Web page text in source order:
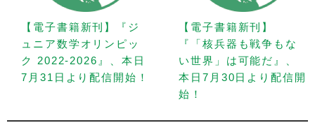
【電子書籍新刊】『ジ
ュニア数学オリンピッ
ク 2022-2026』、本日
7月31日より配信開始！
【電子書籍新刊】
『「核兵器も戦争もな
い世界」は可能だ』、
本日7月30日より配信開
始！